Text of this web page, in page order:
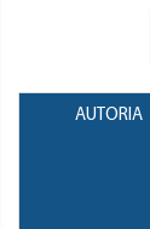
AUTORIA